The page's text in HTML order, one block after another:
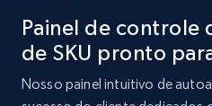
Home Depot US -
Painel de controle
de SKU pronto
Nosso painel intuitivo de